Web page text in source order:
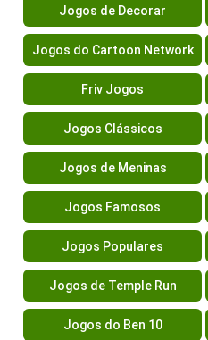
Jogos de Decorar
Jogos do Cartoon Network
Friv Jogos
Jogos Clássicos
Jogos de Meninas
Jogos Famosos
Jogos Populares
Jogos de Temple Run
Jogos do Ben 10